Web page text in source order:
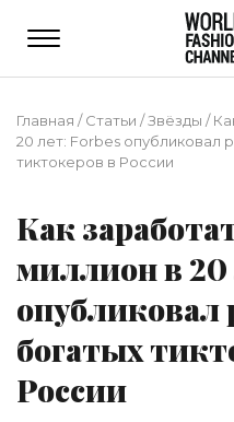
Главная /Статьи /Звёзды /
20 лет: Forbes опубликовал
тиктокеров в России
Как
миллион в 20
опубликовал
богатых
России